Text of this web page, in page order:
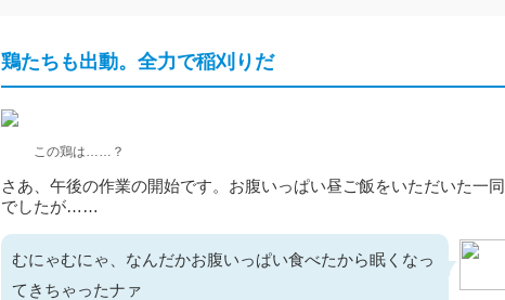
鶏たちも出動。全力で稲刈りだ
この鶏は……？
さあ、午後の作業の開始です。お腹いっぱい昼ご飯をいただいた一同
でしたが……
むにゃむにゃ、なんだかお腹いっぱい食べたから眠くなっ
てきちゃったナァ